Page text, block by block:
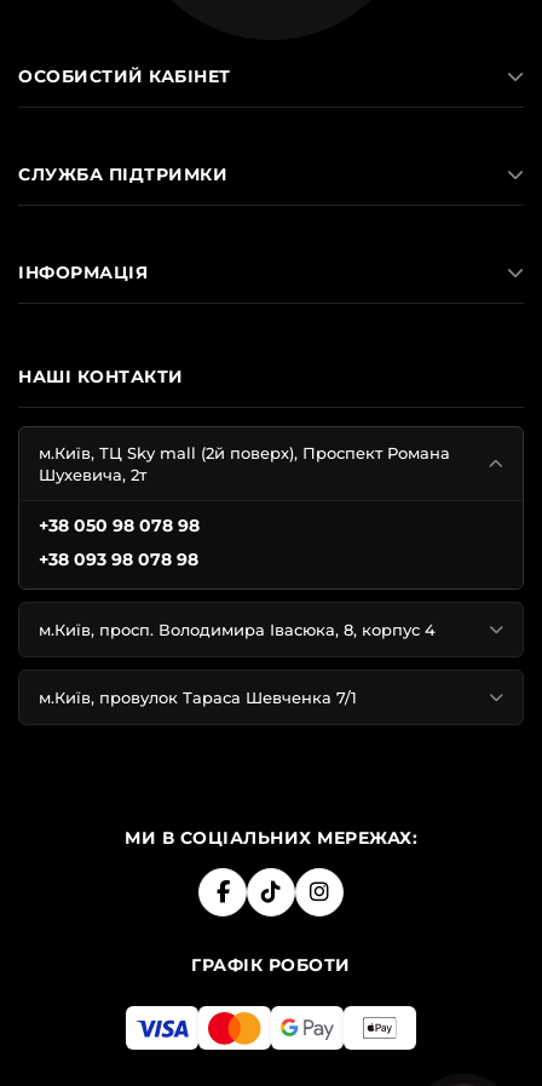
НАШІ КОНТАКТИ
м.Київ, ТЦ Sky mall (2й поверх), Проспект Романа
Шухевича, 2т
+38 050 98 078 98
+38 093 98 078 98
м.Київ, просп. Володимира Івасюка, 8, корпус 4
м.Київ, провулок Тараса Шевченка 7/1
ОСОБИСТИЙ КАБІНЕТ
СЛУЖБА ПІДТРИМКИ
ІНФОРМАЦІЯ
МИ В СОЦІАЛЬНИХ МЕРЕЖАХ:
ГРАФІК РОБОТИ